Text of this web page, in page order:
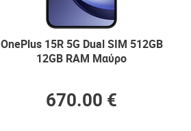
OnePlus 15R 5G Dual SIM 512GB
12GB RAM Μαύρο
670.00 €